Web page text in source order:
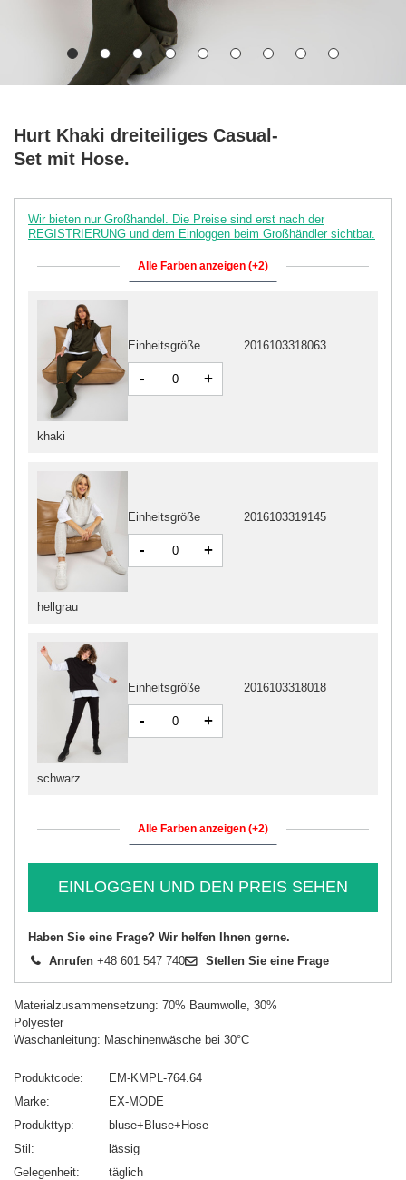
Hurt Khaki dreiteiliges Casual-
Set mit Hose.
Wir bieten nur Großhandel. Die Preise sind erst nach der
REGISTRIERUNG und dem Einloggen beim Großhändler sichtbar.
Alle Farben anzeigen (+2)
hellgrau
Einheitsgröße 2016103319145
- +
schwarz
Einheitsgröße 2016103318018
- +
khaki
Einheitsgröße 2016103318063
- +
Alle Farben anzeigen (+2)
EINLOGGEN UND DEN PREIS SEHEN
Haben Sie eine Frage? Wir helfen Ihnen gerne.
Anrufen +48 601 547 740 Stellen Sie eine Frage
Materialzusammensetzung: 70% Baumwolle, 30%
Polyester
Waschanleitung: Maschinenwäsche bei 30°C
Produktcode
EM-KMPL-764.64
Marke
EX-MODE
Produkttyp
bluse+Bluse+Hose
Stil
lässig
Gelegenheit
täglich